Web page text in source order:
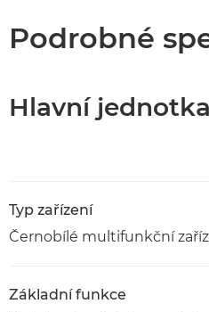
Podrobné
Hlavní jednotka
Typ zařízení
Černobílé multifunkční
Základní funkce